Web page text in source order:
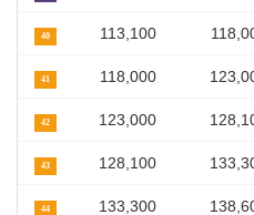
40 113,100
41 118,000
42 123,000
43 128,100
44 133,300